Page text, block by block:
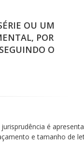
OU UM
POR
O
é
e tamanho de